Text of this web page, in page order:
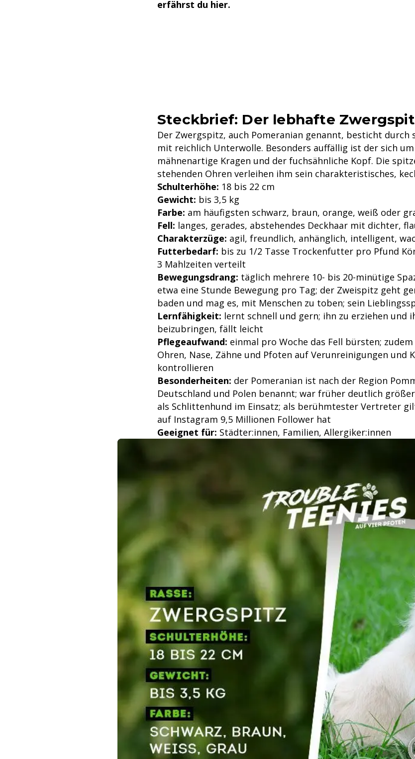
erfährst du hier.
Steckbrief: Der lebhafte
Der Zwergspitz, auch Pomeranian genannt, besticht durch
mit reichlich Unterwolle. Besonders auffällig ist der sich um
mähnenartige Kragen und der fuchsähnliche Kopf. Die
stehenden Ohren verleihen ihm sein charakteristisches,
Schulterhöhe: 18 bis 22 cm
Gewicht: bis 3,5 kg
Farbe: am häufigsten schwarz, braun, orange, weiß oder
Fell: langes, gerades, abstehendes Deckhaar mit dichter,
Charakterzüge: agil, freundlich, anhänglich, intelligent,
Futterbedarf: bis zu 1/2 Tasse Trockenfutter pro Pfund
3 Mahlzeiten verteilt
Bewegungsdrang: täglich mehrere 10- bis 20-minütige
etwa eine Stunde Bewegung pro Tag; der Zweispitz geht
baden und mag es, mit Menschen zu toben; sein
Lernfähigkeit: lernt schnell und gern; ihn zu erziehen und
beizubringen, fällt leicht
Pflegeaufwand: einmal pro Woche das Fell bürsten;
Ohren, Nase, Zähne und Pfoten auf Verunreinigungen und
kontrollieren
Besonderheiten: der Pomeranian ist nach der Region
Deutschland und Polen benannt; war früher deutlich
als Schlittenhund im Einsatz; als berühmtester Vertreter
auf Instagram 9,5 Millionen Follower hat
Geeignet für: Städter:innen, Familien, Allergiker:innen